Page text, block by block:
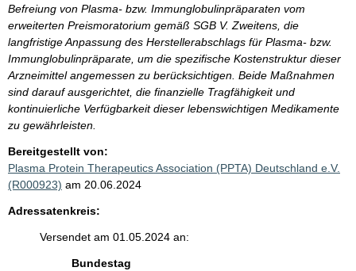
Befreiung von Plasma- bzw. Immunglobulinpräparaten vom
erweiterten Preismoratorium gemäß SGB V. Zweitens, die
langfristige Anpassung des Herstellerabschlags für Plasma- bzw.
Immunglobulinpräparate, um die spezifische Kostenstruktur dieser
Arzneimittel angemessen zu berücksichtigen. Beide Maßnahmen
sind darauf ausgerichtet, die finanzielle Tragfähigkeit und
kontinuierliche Verfügbarkeit dieser lebenswichtigen Medikamente
zu gewährleisten.
Bereitgestellt von:
Plasma Protein Therapeutics Association (PPTA) Deutschland e.V.
(R000923) am 20.06.2024
Adressatenkreis:
Versendet am 01.05.2024 an:
Bundestag